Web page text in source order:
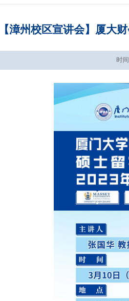
【漳州校区宣讲会】厦大
时